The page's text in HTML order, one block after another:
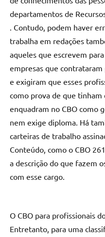
departamentos de
. Contudo, podem haver
trabalha em redações
aqueles que escrevem
empresas que
e exigiram que esses
como prova de que tinham
enquadram no CBO como
nem exige diploma. Há
carteiras de trabalho
Conteúdo, como o CBO
a descrição do que fazem
com esse cargo.
O CBO para profissionais
Entretanto, para uma